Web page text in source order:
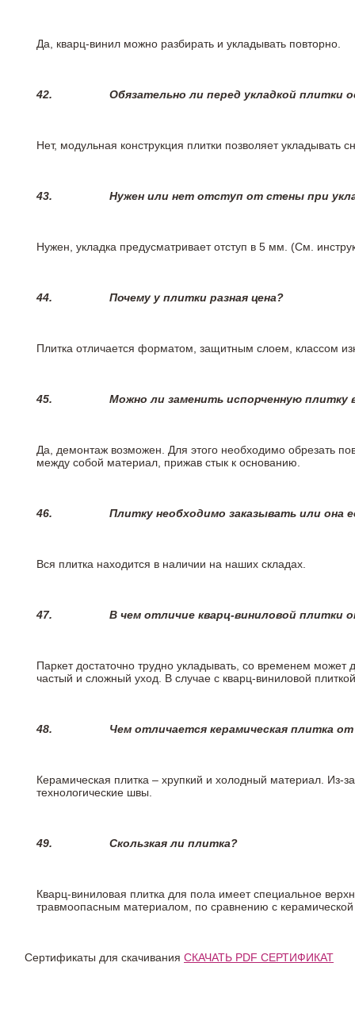
Да, кварц-винил можно разбирать и укладывать повторно.
42. Обязательно ли перед укладкой плитки
Нет, модульная конструкция плитки позволяет
43. Нужен или нет отступ от стены при
Нужен, укладка предусматривает отступ в 5 мм. (См.
44. Почему у плитки разная цена?
Плитка отличается форматом, защитным слоем, классом
45. Можно ли заменить испорченную плитку
Да, демонтаж возможен. Для этого необходимо обрезать
между собой материал, прижав стык к основанию.
46. Плитку необходимо заказывать или она
Вся плитка находится в наличии на наших складах.
47. В чем отличие кварц-виниловой плитки
Паркет достаточно трудно укладывать, со временем
частый и сложный уход. В случае с кварц-виниловой
48. Чем отличается керамическая плитка
Керамическая плитка – хрупкий и холодный материал. Из-
технологические швы.
49. Скользкая ли плитка?
Кварц-виниловая плитка для пола имеет специальное
травмоопасным материалом, по сравнению с
Сертификаты для скачивания СКАЧАТЬ PDF СЕРТИФИКАТ